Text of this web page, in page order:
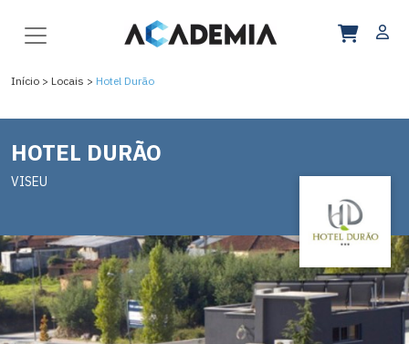
Início > Locais > Hotel Durão
HOTEL DURÃO
VISEU